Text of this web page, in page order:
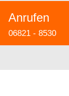
Anrufen
06821 - 8530